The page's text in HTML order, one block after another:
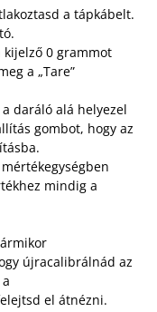
a tápkábelt.
kijelző 0 grammot
a „Tare”
daráló alá helyezel
gombot, hogy az
mindig a
újracalibrálnád az
el átnézni.